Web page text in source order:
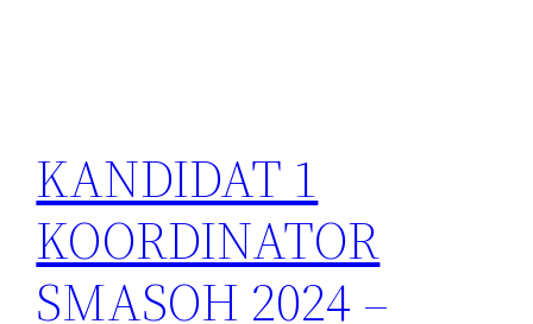
KANDIDAT 1
KOORDINATOR
SMASOH 2024 –